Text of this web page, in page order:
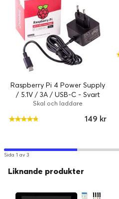
Raspberry Pi 4 Power Supply
/ 5.1V / 3A / USB-C - Svart
Skal och laddare
149 kr
Sida 1 av 3
Liknande produkter